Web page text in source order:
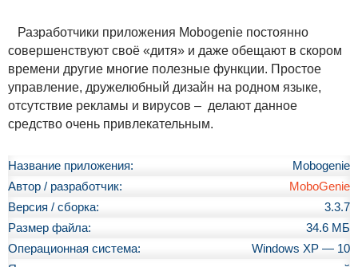
Разработчики приложения Mobogenie постоянно
совершенствуют своё «дитя» и даже обещают в скором
времени другие многие полезные функции. Простое
управление, дружелюбный дизайн на родном языке,
отсутствие рекламы и вирусов – делают данное
средство очень привлекательным.
Название приложения:
Mobogenie
Автор / разработчик:
MoboGenie
Версия / сборка:
3.3.7
Размер файла:
34.6 МБ
Операционная система:
Windows XP — 10